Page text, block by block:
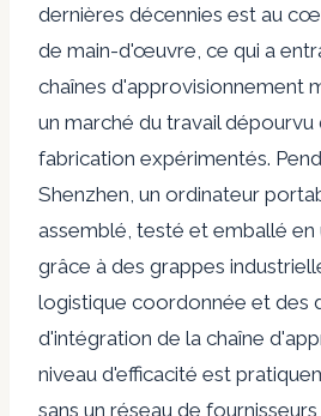
dernières décennies est au
de main-d'œuvre, ce qui a
chaînes d'approvisionnement
un marché du travail
fabrication expérimentés.
Shenzhen, un ordinateur
assemblé, testé et emballé en
grâce à des grappes
logistique coordonnée et des
d'intégration de la chaîne
niveau d'efficacité est
sans un réseau de